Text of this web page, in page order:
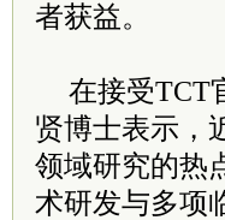
者获益。
在接受TCT
贤博士表示，
领域研究的热
术研发与多项